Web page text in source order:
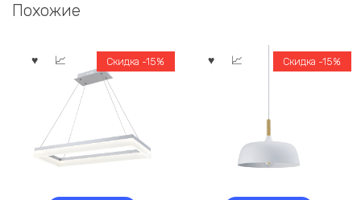
Похожие
Скидка -15% Скидка -15%